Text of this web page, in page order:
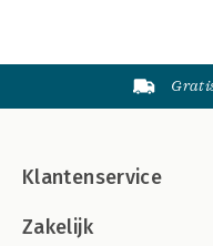
Klantenservice
Zakelijk